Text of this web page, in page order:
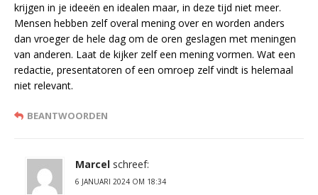
krijgen in je ideeën en idealen maar, in deze tijd niet meer.
Mensen hebben zelf overal mening over en worden anders
dan vroeger de hele dag om de oren geslagen met meningen
van anderen. Laat de kijker zelf een mening vormen. Wat een
redactie, presentatoren of een omroep zelf vindt is helemaal
niet relevant.
BEANTWOORDEN
Marcel schreef:
6 JANUARI 2024 OM 18:34